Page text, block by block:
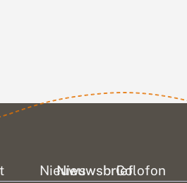
Nieuws
Colofon
Nieuwsbrief